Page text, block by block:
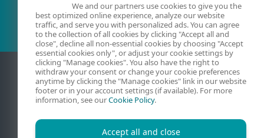
We and our partners use cookies to give you the
best optimized online experience, analyze our website
traffic, and serve you with personalized ads. You can agree
to the collection of all cookies by clicking "Accept all and
close", decline all non-essential cookies by choosing "Accept
essential cookies only", or adjust your cookie settings by
clicking "Manage cookies". You also have the right to
withdraw your consent or change your cookie preferences
anytime by clicking the "Manage cookies" link in our website
footer or in your account settings (if available). For more
information, see ourCookie Policy.
Accept all and close